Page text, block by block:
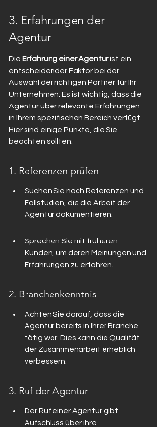
3. Erfahrungen der
Agentur
Die Erfahrung einer Agentur ist ein
entscheidender Faktor bei der
Auswahl der richtigen Partner für Ihr
Unternehmen. Es ist wichtig, dass die
Agentur über relevante Erfahrungen
in Ihrem spezifischen Bereich verfügt.
Hier sind einige Punkte, die Sie
beachten sollten:
1. Referenzen prüfen
Suchen Sie nach Referenzen und
Fallstudien, die die Arbeit der
Agentur dokumentieren.
Sprechen Sie mit früheren
Kunden, um deren Meinungen und
Erfahrungen zu erfahren.
2. Branchenkenntnis
Achten Sie darauf, dass die
Agentur bereits in Ihrer Branche
tätig war. Dies kann die Qualität
der Zusammenarbeit erheblich
verbessern.
3. Ruf der Agentur
Der Ruf einer Agentur gibt
Aufschluss über ihre